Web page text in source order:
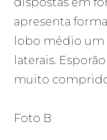
apresenta
lobo médio
laterais.
muito comprido
Foto B